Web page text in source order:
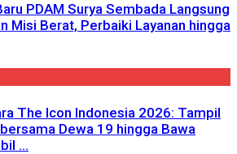
PDAM Surya Sembada Langsung
Misi Berat, Perbaiki Layanan hingga
The Icon Indonesia 2026: Tampil
Dewa 19 hingga Bawa
...